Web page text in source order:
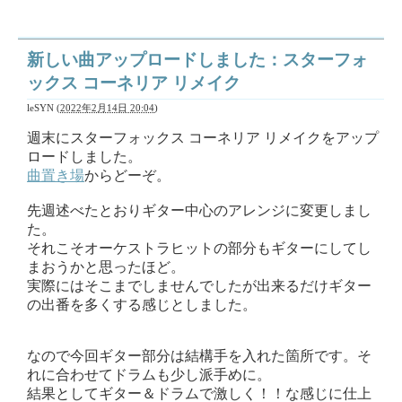
新しい曲アップロードしました：スターフォ
ックス コーネリア リメイク
leSYN (2022年2月14日 20:04)
週末にスターフォックス コーネリア リメイクをアップ
ロードしました。
曲置き場からどーぞ。
先週述べたとおりギター中心のアレンジに変更しまし
た。
それこそオーケストラヒットの部分もギターにしてし
まおうかと思ったほど。
実際にはそこまでしませんでしたが出来るだけギター
の出番を多くする感じとしました。
なので今回ギター部分は結構手を入れた箇所です。そ
れに合わせてドラムも少し派手めに。
結果としてギター＆ドラムで激しく！！な感じに仕上